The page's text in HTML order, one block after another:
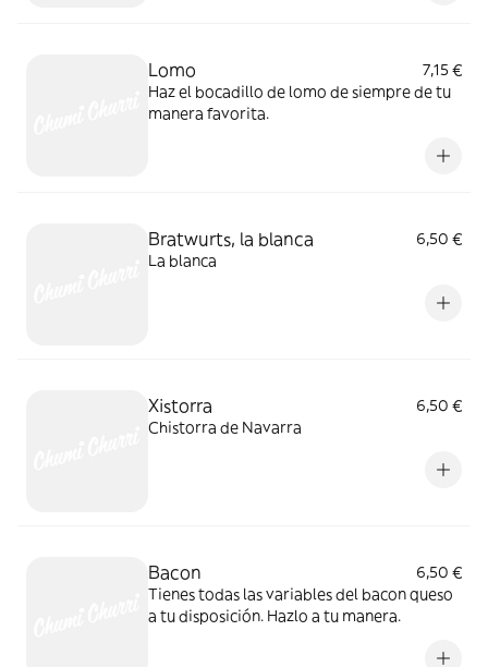
Lomo
7,15 €
Haz el bocadillo de lomo de siempre de tu
manera favorita.
Bratwurts, la blanca
6,50 €
La blanca
Xistorra
6,50 €
Chistorra de Navarra
Bacon
6,50 €
Tienes todas las variables del bacon queso
a tu disposición. Hazlo a tu manera.